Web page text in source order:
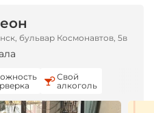
бульвар Космонавтов, 5в
Свой
алкоголь